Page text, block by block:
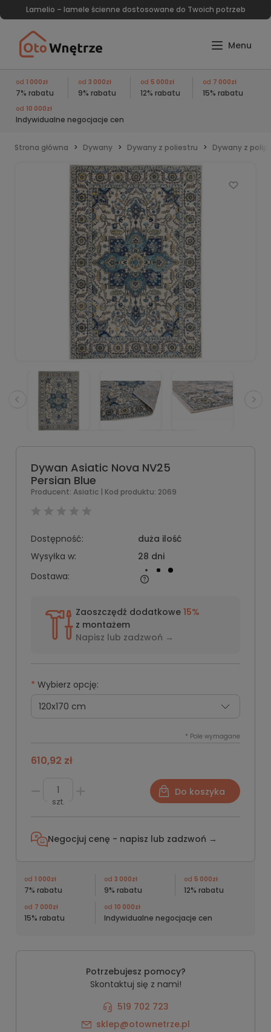
Lamelio – lamele ścienne dostosowane do Twoich potrzeb
od 1 000zł
7% rabatu
od 3 000zł
9% rabatu
od 5 000zł
12% rabatu
od 7 000zł
15% rabatu
od 10 000zł
Indywidualne negocjacje cen
Strona główna Dywany Dywany z poliestru Dywany z
Dywan Asiatic Nova NV25
Persian Blue
Producent: Asiatic | Kod produktu: 2069
Dostępność:
duża ilość
Wysyłka w:
28 dni
Dostawa:
Zaoszczędź dodatkowe 15%
z montażem
Napisz lub zadzwoń →
* Wybierz opcję:
* Pole wymagane
610,92 zł
szt.
Do koszyka
Negocjuj cenę - napisz lub zadzwoń →
od 1 000zł
7% rabatu
od 3 000zł
9% rabatu
od 5 000zł
12% rabatu
od 7 000zł
15% rabatu
od 10 000zł
Indywidualne negocjacje cen
Potrzebujesz pomocy?
Skontaktuj się z nami!
519 702 723
sklep@otownetrze.pl